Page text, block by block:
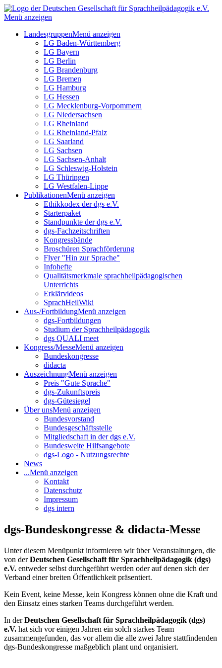
Menü anzeigen
LandesgruppenMenü anzeigen
LG Baden-Württemberg
LG Bayern
LG Berlin
LG Brandenburg
LG Bremen
LG Hamburg
LG Hessen
LG Mecklenburg-Vorpommern
LG Niedersachsen
LG Rheinland
LG Rheinland-Pfalz
LG Saarland
LG Sachsen
LG Sachsen-Anhalt
LG Schleswig-Holstein
LG Thüringen
LG Westfalen-Lippe
PublikationenMenü anzeigen
Ethikkodex der dgs e.V.
Starterpaket
Standpunkte der dgs e.V.
dgs-Fachzeitschriften
Kongressbände
Broschüren Sprachförderung
Flyer "Hin zur Sprache"
Infohefte
Qualitätsmerkmale sprachheilpädagogischen
Unterrichts
Erklärvideos
SprachHeilWiki
Aus-/FortbildungMenü anzeigen
dgs-Fortbildungen
Studium der Sprachheilpädagogik
dgs QUALI meet
Kongress/MesseMenü anzeigen
Bundeskongresse
didacta
AuszeichnungMenü anzeigen
Preis "Gute Sprache"
dgs-Zukunftspreis
dgs-Gütesiegel
Über unsMenü anzeigen
Bundesvorstand
Bundesgeschäftsstelle
Mitgliedschaft in der dgs e.V.
Bundesweite Hilfsangebote
dgs-Logo - Nutzungsrechte
News
...Menü anzeigen
Kontakt
Datenschutz
Impressum
dgs intern
dgs-Bundeskongresse & didacta-Messe
Unter diesem Menüpunkt informieren wir über Veranstaltungen, die
von derDeutschen Gesellschaft für Sprachheilpädagogik (dgs)
e.V. entweder selbst durchgeführt werden oder auf denen sich der
Verband einer breiten Öffentlichkeit präsentiert.
Kein Event, keine Messe, kein Kongress können ohne die Kraft und
den Einsatz eines starken Teams durchgeführt werden.
In derDeutschen Gesellschaft für Sprachheilpädagogik (dgs)
e.V. hat sich vor einigen Jahren ein solch starkes Team
zusammengefunden, das vor allem die alle zwei Jahre stattfindenden
dgs-Bundeskongresse maßgeblich plant und organisiert.